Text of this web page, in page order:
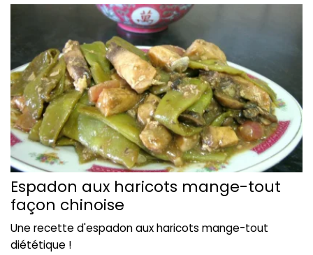
Espadon aux haricots mange-tout
façon chinoise
Une recette d'espadon aux haricots mange-tout
diététique !